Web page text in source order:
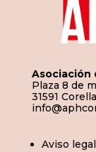
Asociación
Plaza 8 de
31591
Aviso legal